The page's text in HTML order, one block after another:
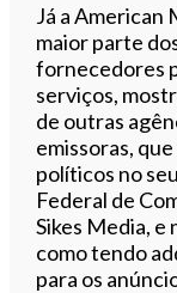
Já a American
maior parte
fornecedores
serviços,
de outras
emissoras,
políticos no
Federal de
Sikes Media, e
como tendo
para os